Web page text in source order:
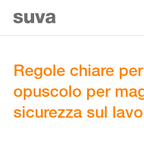
Regole chiare
opuscolo per
sicurezza sul